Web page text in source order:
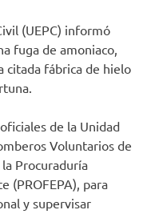
(UEPC) informó
fuga de amoniaco,
citada fábrica de hielo
de la Unidad
Voluntarios de
Procuraduría
(PROFEPA), para
y supervisar